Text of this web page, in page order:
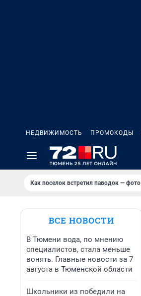
НЕДВИЖИМОСТЬ ПРОМОКОДЫ
Как поселок встретил паводок — фото
ВСЕ НОВОСТИ
В Тюмени вода, по мнению
специалистов, стала меньше
вонять. Главные новости за 7
августа в Тюменской области
Школьники из победили на